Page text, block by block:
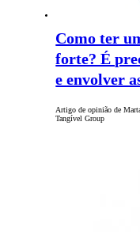
Como ter
forte? É
e envolver
Artigo de opinião de
Tangível Group